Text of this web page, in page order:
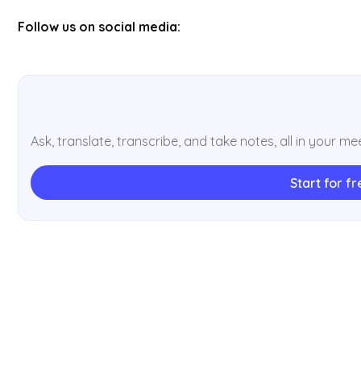
Follow us on social media:
Ask, translate, transcribe, and take notes, all in your
Start for